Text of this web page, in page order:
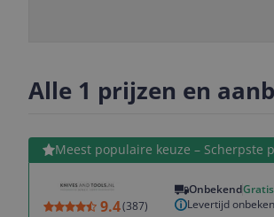
Alle 1 prijzen en
Meest populaire keuze – Scherpste
9.4(387)
Onbekend
Levertijd
Bekijk product